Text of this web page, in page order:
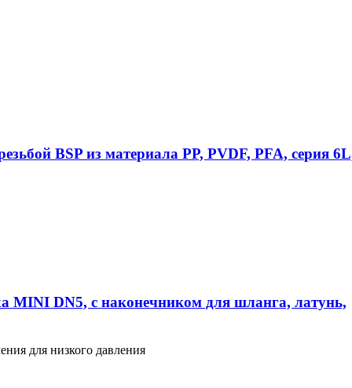
BSP из материала PP, PVDF, PFA, серия
MINI DN5, с наконечником для шланга, латунь,
для низкого давления